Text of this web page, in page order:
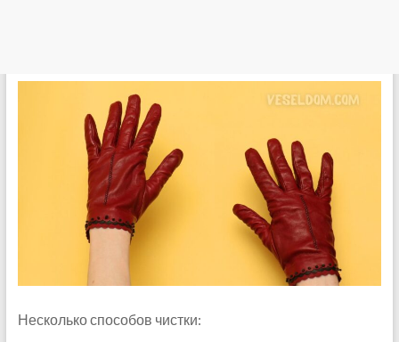
Несколько способов чистки: